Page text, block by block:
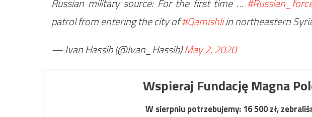
patrol from entering the city of#Qamishliin northeastern
— Ivan Hassib (@Ivan_Hassib)May 2, 2020
Wspieraj Fundację Magna
W sierpniu potrzebujemy:16 500zł,